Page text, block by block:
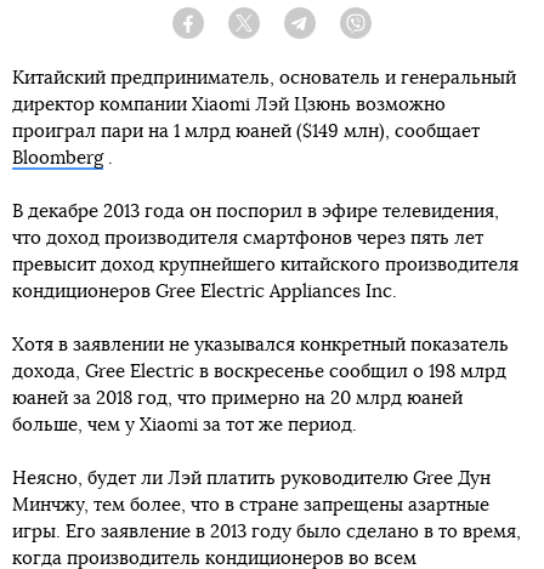
Facebook Twitter Telegram
Китайский предприниматель, основатель и генеральный
директор компании Xiaomi Лэй Цзюнь возможно
проиграл пари на 1 млрд юаней ($149 млн), сообщает
Bloomberg.
В декабре 2013 года он поспорил в эфире телевидения,
что доход производителя смартфонов через пять лет
превысит доход крупнейшего китайского производителя
кондиционеров Gree Electric Appliances Inc.
Хотя в заявлении не указывался конкретный показатель
дохода, Gree Electric в воскресенье сообщил о 198 млрд
юаней за 2018 год, что примерно на 20 млрд юаней
больше, чем у Xiaomi за тот же период.
Неясно, будет ли Лэй платить руководителю Gree Дун
Минчжу, тем более, что в стране запрещены азартные
игры. Его заявление в 2013 году было сделано в то время,
когда производитель кондиционеров во всем